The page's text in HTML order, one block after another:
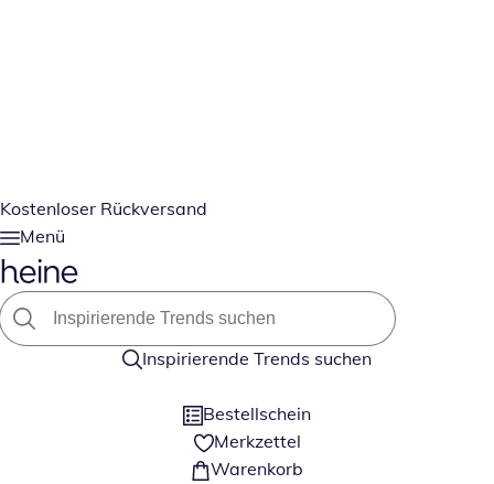
Kostenloser Rückversand
Menü
Inspirierende Trends suchen
Bestellschein
Merkzettel
Warenkorb